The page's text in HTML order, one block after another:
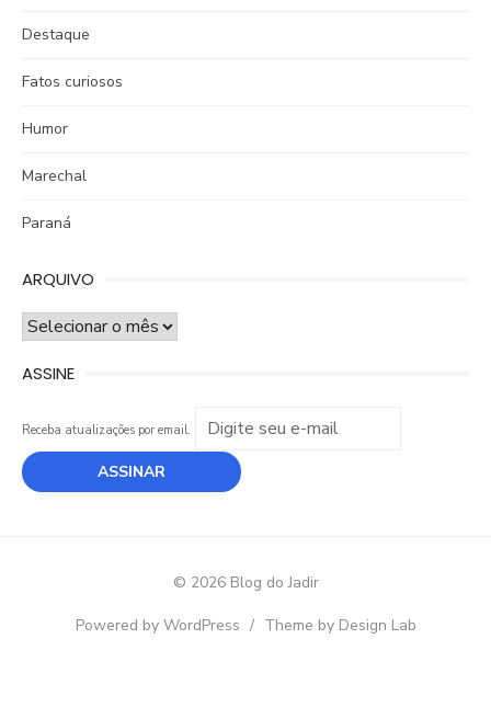
Destaque
Fatos curiosos
Humor
Marechal
Paraná
ARQUIVO
ARQUIVO
ASSINE
Receba atualizações por email.
© 2026 Blog do Jadir
Powered by WordPress / Theme by Design Lab